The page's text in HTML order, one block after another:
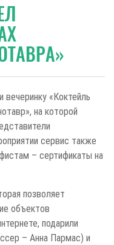
вечеринку «Коктейль
на которой
сервис также
– сертификаты на
позволяет
объектов
подарили
– Анна Пармас) и